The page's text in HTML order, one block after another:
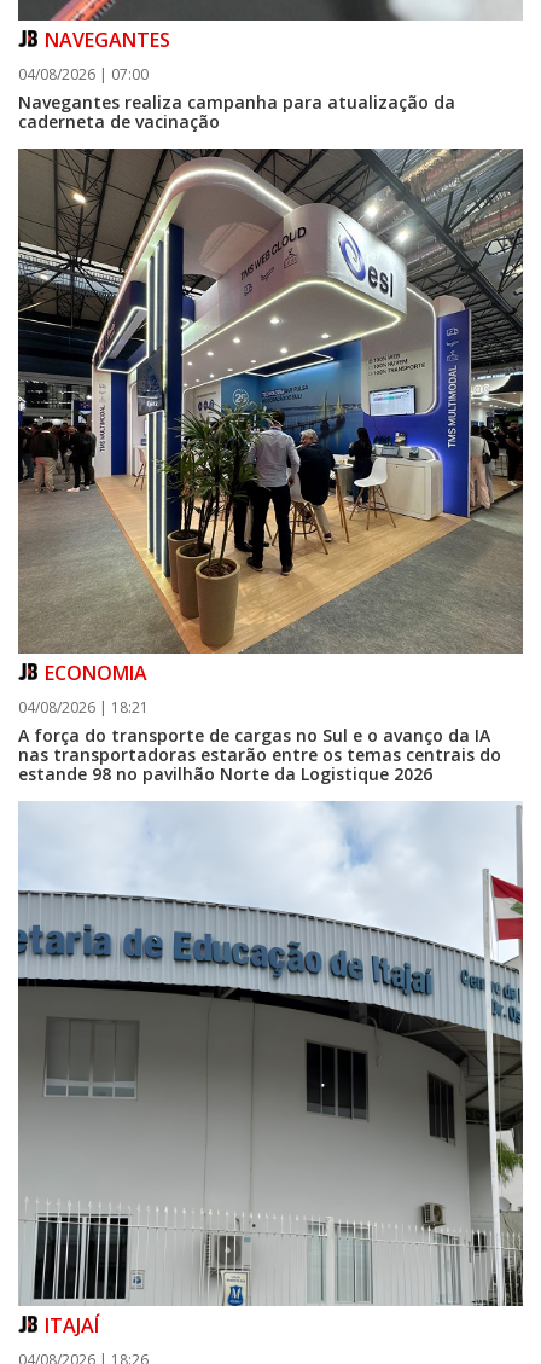
NAVEGANTES
04/08/2026 | 07:00
Navegantes realiza campanha para atualização da
caderneta de vacinação
ECONOMIA
04/08/2026 | 18:21
A força do transporte de cargas no Sul e o avanço da IA
nas transportadoras estarão entre os temas centrais do
estande 98 no pavilhão Norte da Logistique 2026
ITAJAÍ
04/08/2026 | 18:26